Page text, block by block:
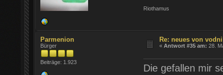
Riothamus
Parmenion
Bürger
Beiträge: 1.923
Re: neues von
«Antwort #35 am: 28.
Die gefallen mir